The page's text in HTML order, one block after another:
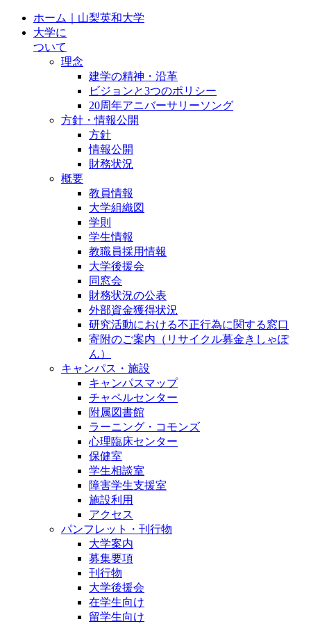
ホーム｜山梨英和大学
大学に
ついて
理念
建学の精神・沿革
ビジョンと3つのポリシー
20周年アニバーサリーソング
方針・情報公開
方針
情報公開
財務状況
概要
教員情報
大学組織図
学則
学生情報
教職員採用情報
大学後援会
同窓会
財務状況の公表
外部資金獲得状況
研究活動における不正行為に関する窓口
寄附のご案内（リサイクル募金きしゃぽ
ん）
キャンパス・施設
キャンパスマップ
チャペルセンター
附属図書館
ラーニング・コモンズ
心理臨床センター
保健室
学生相談室
障害学生支援室
施設利用
アクセス
パンフレット・刊行物
大学案内
募集要項
刊行物
大学後援会
在学生向け
留学生向け